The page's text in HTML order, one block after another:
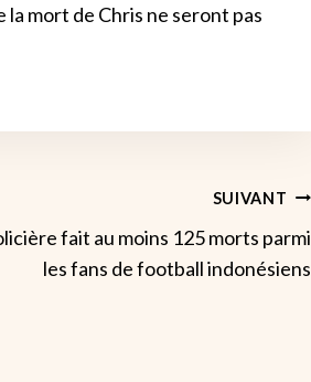
la mort de Chris ne seront pas
SUIVANT
fait au moins 125 morts parmi
les fans de football indonésiens